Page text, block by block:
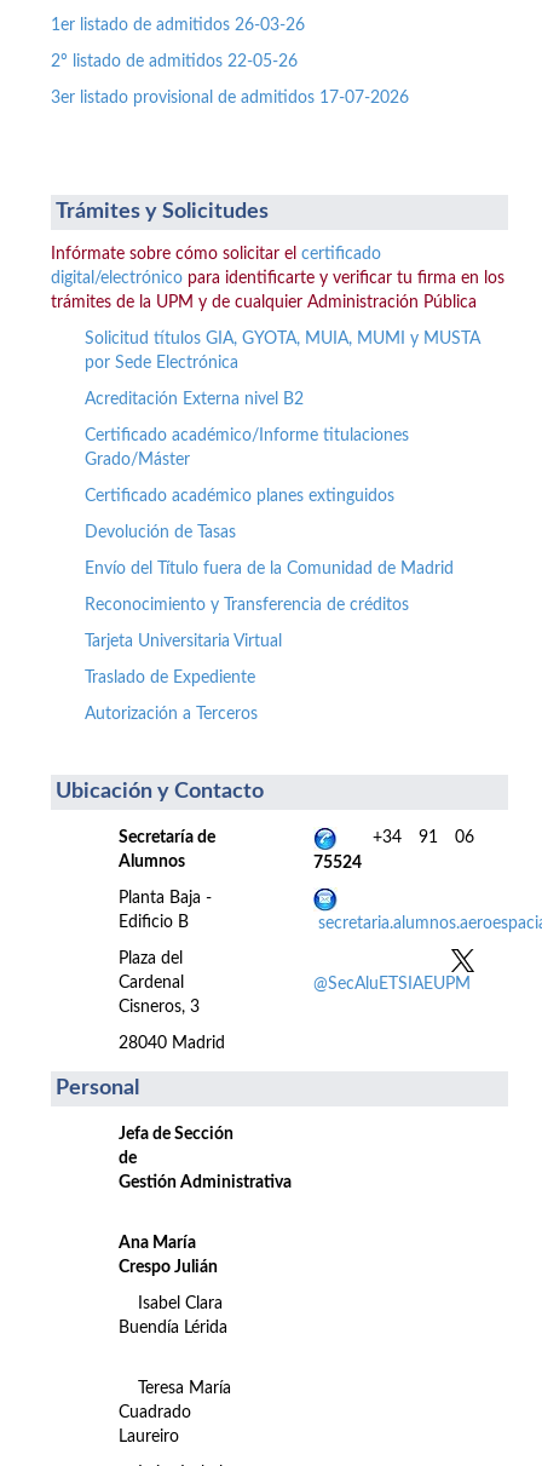
1er listado de admitidos 26-03-26
2º listado de admitidos 22-05-26
3er listado provisional de admitidos 17-07-2026
Trámites y Solicitudes
Infórmate sobre cómo solicitar el certificado
digital/electrónico para identificarte y verificar tu firma en los
trámites de la UPM y de cualquier Administración Pública
Solicitud títulos GIA, GYOTA, MUIA, MUMI y MUSTA
por Sede Electrónica
Acreditación Externa nivel B2
Certificado académico/Informe titulaciones
Grado/Máster
Certificado académico planes extinguidos
Devolución de Tasas
Envío del Título fuera de la Comunidad de Madrid
Reconocimiento y Transferencia de créditos
Tarjeta Universitaria Virtual
Traslado de Expediente
Autorización a Terceros
Ubicación y Contacto
Secretaría de
Alumnos
Planta Baja -
Edificio B
Plaza del
Cardenal
Cisneros, 3
28040 Madrid
+34 91 06
75524
@SecAluETSIAEUPM
Personal
Jefa de Sección
de
Gestión Administrativa
Ana María
Crespo Julián
Isabel Clara
Buendía Lérida
Teresa María
Cuadrado
Laureiro